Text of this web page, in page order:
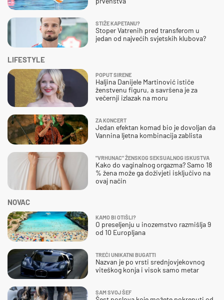
STIŽE KAPETANU?
Stoper Vatrenih pred transferom u
jedan od najvećih svjetskih klubova?
NOVAC
KAMO BI OTIŠLI?
O preseljenju u inozemstvo razmišlja 9
od 10 Europljana
TREĆI UNIKATNI BUGATTI
Nazvan je po vrsti srednjovjekovnog
viteškog konja i visok samo metar
SAM SVOJ ŠEF
LIFESTYLE
POPUT SIRENE
Haljina Danijele Martinović ističe
ženstvenu figuru, a savršena je za
večernji izlazak na moru
ZA KONCERT
Jedan efektan komad bio je dovoljan da
Vannina ljetna kombinacija zablista
"VRHUNAC" ŽENSKOG SEKSUALNOG ISKUSTVA
Kako do vaginalnog orgazma? Samo 18
% žena može ga doživjeti isključivo na
ovaj način